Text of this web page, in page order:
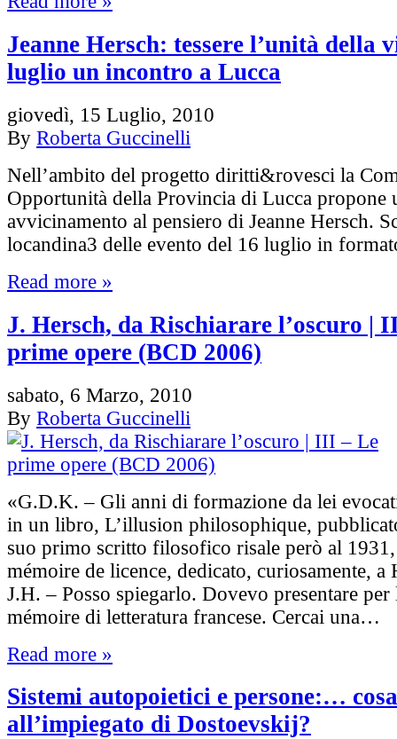
Jeanne Hersch: tessere l’unità della
luglio un incontro a Lucca
giovedì, 15 Luglio, 2010
By Roberta Guccinelli
Nell’ambito del progetto diritti&rovesci la
Opportunità della Provincia di Lucca propone
avvicinamento al pensiero di Jeanne Hersch.
locandina3 delle evento del 16 luglio in
Read more »
J. Hersch, da Rischiarare l’oscuro |
prime opere (BCD 2006)
sabato, 6 Marzo, 2010
By Roberta Guccinelli
«G.D.K. – Gli anni di formazione da lei
in un libro, L’illusion philosophique,
suo primo scritto filosofico risale però al
mémoire de licence, dedicato, curiosamente, a
J.H. – Posso spiegarlo. Dovevo presentare per
mémoire di letteratura francese. Cercai una…
Read more »
Sistemi autopoietici e persone:…
all’impiegato di Dostoevskij?